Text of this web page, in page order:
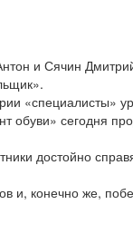
и Сячин
«специалисты»
обуви» сегодня
достойно
и, конечно же,